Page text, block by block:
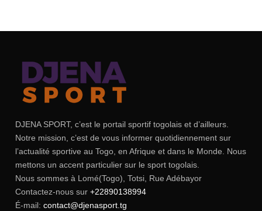
DJENA SPORT, c’est le portail sportif togolais et d’ailleurs.
Notre mission, c’est de vous informer quotidiennement sur
l’actualité sportive au Togo, en Afrique et dans le Monde. Nous
mettons un accent particulier sur le sport togolais.
Nous sommes à Lomé(Togo), Totsi, Rue Adébayor
Contactez-nous sur +22890138994
É-mail: contact@djenasport.tg